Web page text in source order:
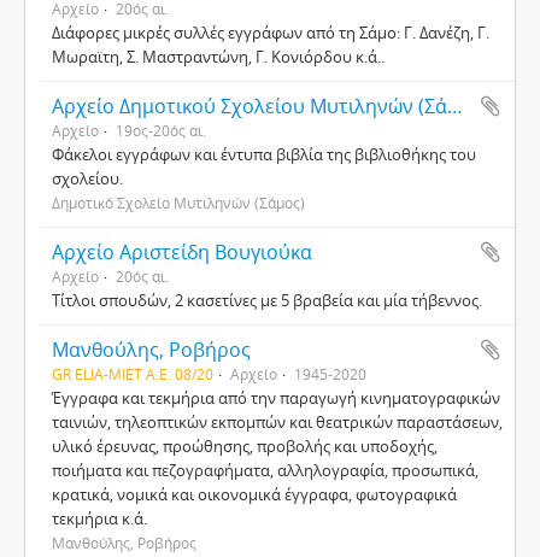
Αρχείο 20ός αι.
Διάφορες μικρές συλλές εγγράφων από τη Σάμο: Γ. Δανέζη, Γ.
Μωραϊτη, Σ. Μαστραντώνη, Γ. Κονιόρδου κ.ά..
Αρχείο Δημοτικού Σχολείου Μυτιληνών (Σάμος)
Αρχείο 19ος-20ός αι.
Φάκελοι εγγράφων και έντυπα βιβλία της βιβλιοθήκης του
σχολείου.
Δημοτικό Σχολείο Μυτιληνών (Σάμος)
Αρχείο Αριστείδη Βουγιούκα
Αρχείο 20ός αι.
Τίτλοι σπουδών, 2 κασετίνες με 5 βραβεία και μία τήβεννος.
Μανθούλης, Ροβήρος
GR ELIA-MIET Α.Ε. 08/20 Αρχείο 1945‒2020
Έγγραφα και τεκμήρια από την παραγωγή κινηματογραφικών
ταινιών, τηλεοπτικών εκπομπών και θεατρικών παραστάσεων,
υλικό έρευνας, προώθησης, προβολής και υποδοχής,
ποιήματα και πεζογραφήματα, αλληλογραφία, προσωπικά,
κρατικά, νομικά και οικονομικά έγγραφα, φωτογραφικά
τεκμήρια κ.ά.
Μανθούλης, Ροβήρος